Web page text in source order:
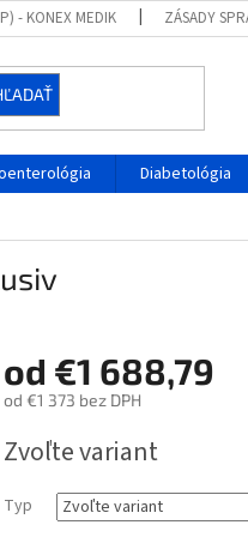
- KONEX MEDIK ZÁSADY
Diabetológia
od €1 688,79
od €1 373 bez DPH
cena:
Zvoľte variant
Typ